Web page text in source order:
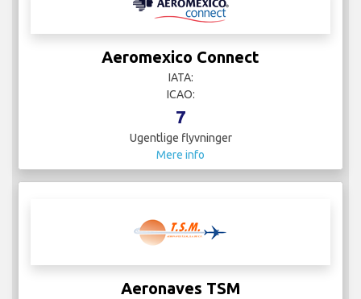
Aeromexico Connect
IATA:
ICAO:
7
Ugentlige flyvninger
Mere info
Aeronaves TSM